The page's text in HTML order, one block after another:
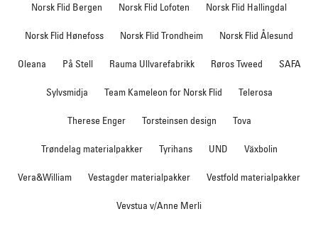
Norsk Flid Bergen Norsk Flid Lofoten Norsk Flid Hallingdal
Norsk Flid Hønefoss Norsk Flid Trondheim Norsk Flid Ålesund
Oleana På Stell Rauma Ullvarefabrikk Røros Tweed SAFA
Sylvsmidja Team Kameleon for Norsk Flid Telerosa
Therese Enger Torsteinsen design Tova
Trøndelag materialpakker Tyrihans UND Växbolin
Vera&William Vestagder materialpakker Vestfold materialpakker
Vevstua v/Anne Merli